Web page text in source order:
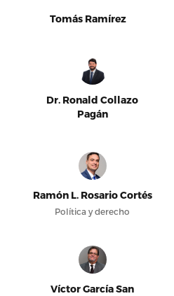
Tomás Ramírez
Dr. Ronald Collazo
Pagán
Ramón L. Rosario Cortés
Política y derecho
Víctor García San